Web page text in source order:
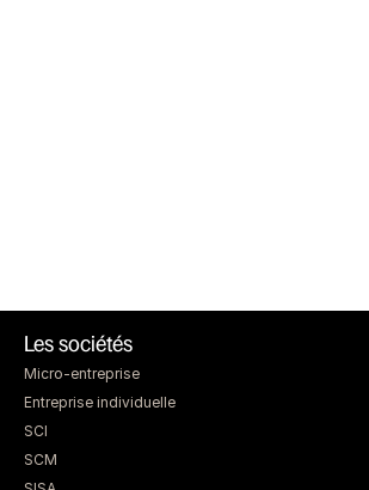
Les sociétés
Micro-entreprise
Entreprise individuelle
SCI
SCM